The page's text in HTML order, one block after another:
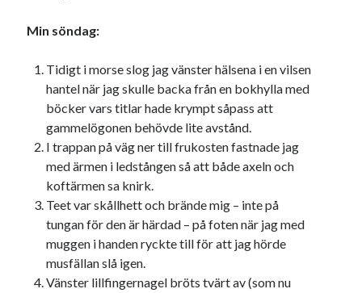
Min söndag:
Tidigt i morse slog jag vänster hälsena i en vilsen
hantel när jag skulle backa från en bokhylla med
böcker vars titlar hade krympt såpass att
gammelögonen behövde lite avstånd.
I trappan på väg ner till frukosten fastnade jag
med ärmen i ledstången så att både axeln och
koftärmen sa knirk.
Teet var skållhett och brände mig – inte på
tungan för den är härdad – på foten när jag med
muggen i handen ryckte till för att jag hörde
musfällan slå igen.
Vänster lillfingernagel bröts tvärt av (som nu